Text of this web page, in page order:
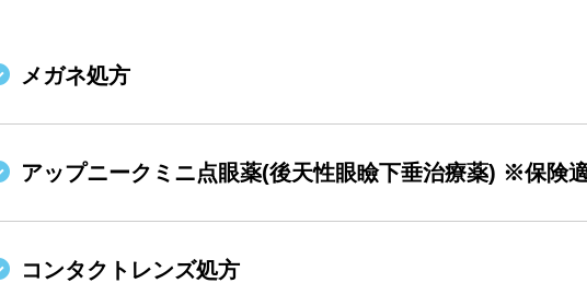
メガネ処方
アップニークミニ点眼薬(後天性眼瞼下垂治療薬) ※保険
コンタクトレンズ処方